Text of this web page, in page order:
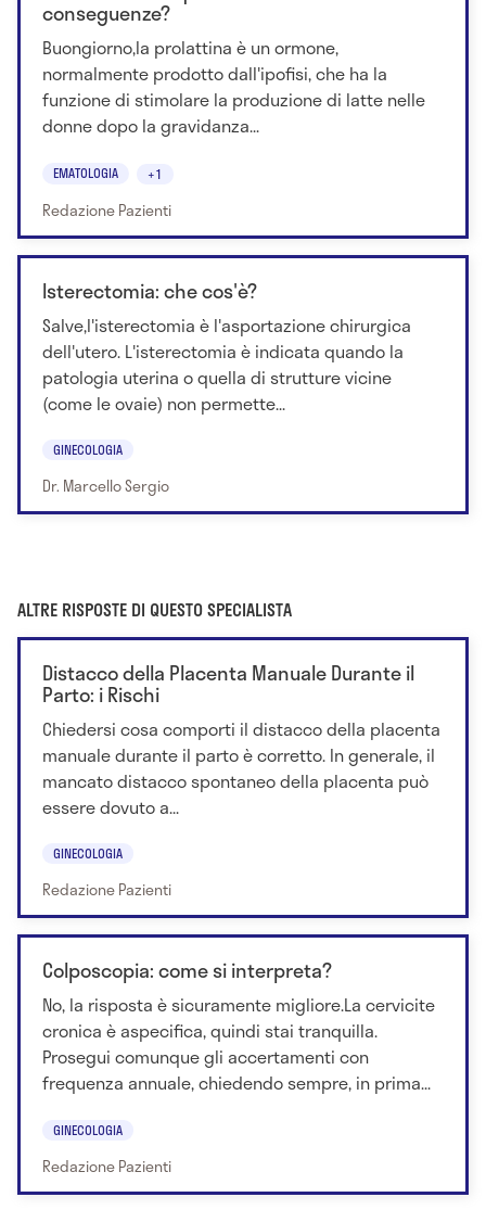
conseguenze?
Buongiorno,la prolattina è un ormone,
normalmente prodotto dall'ipofisi, che ha la
funzione di stimolare la produzione di latte nelle
donne dopo la gravidanza...
EMATOLOGIA +1
Redazione Pazienti
Isterectomia: che cos'è?
Salve,l'isterectomia è l'asportazione chirurgica
dell'utero. L'isterectomia è indicata quando la
patologia uterina o quella di strutture vicine
(come le ovaie) non permette...
GINECOLOGIA
Dr. Marcello Sergio
ALTRE RISPOSTE DI QUESTO SPECIALISTA
Distacco della Placenta Manuale Durante il
Parto: i Rischi
Chiedersi cosa comporti il distacco della placenta
manuale durante il parto è corretto. In generale, il
mancato distacco spontaneo della placenta può
essere dovuto a...
GINECOLOGIA
Redazione Pazienti
Colposcopia: come si interpreta?
No, la risposta è sicuramente migliore.La cervicite
cronica è aspecifica, quindi stai tranquilla.
Prosegui comunque gli accertamenti con
frequenza annuale, chiedendo sempre, in prima...
GINECOLOGIA
Redazione Pazienti